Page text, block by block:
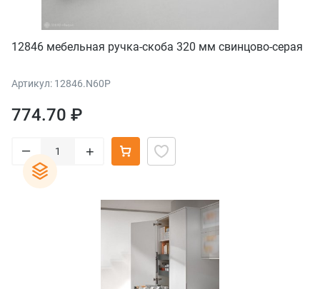
12846 мебельная ручка-скоба 320 мм свинцово-серая
Артикул: 12846.N60P
774.70 ₽
– +